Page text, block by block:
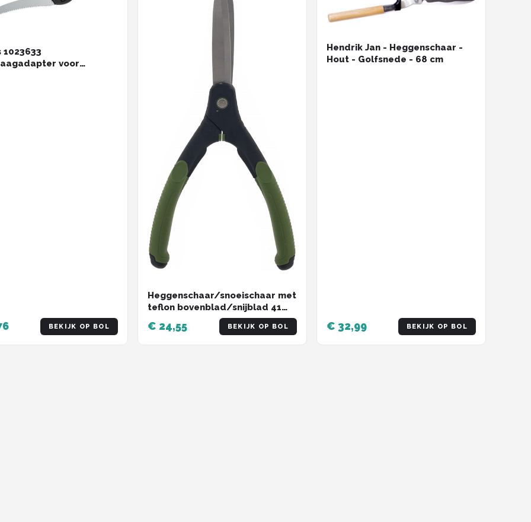
1023633
voor
BEKIJK OP BOL
Heggenschaar/snoeischaar met
teflon bovenblad/snijblad 41
cm - Tuinier gereedschap -
Scharen voor heggen
€ 24,55 BEKIJK OP BOL
Hendrik Jan - Heggenschaar -
Hout - Golfsnede - 68 cm
€ 32,99 BEKIJK OP BOL